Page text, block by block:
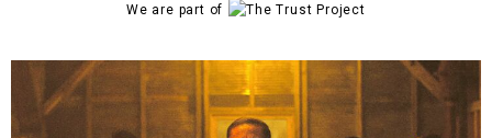
We are part of